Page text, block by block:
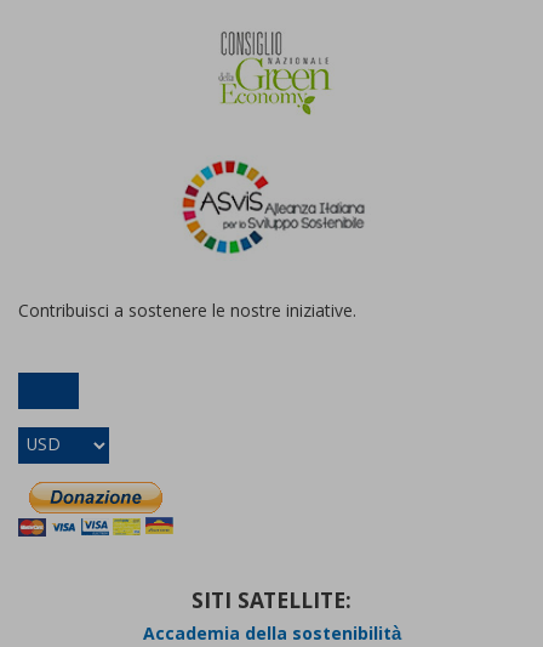
Contribuisci a sostenere le nostre iniziative.
SITI SATELLITE:
Accademia della sostenibilità